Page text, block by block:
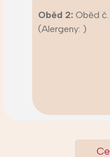
Oběd 2: Oběd
(Alergeny: )